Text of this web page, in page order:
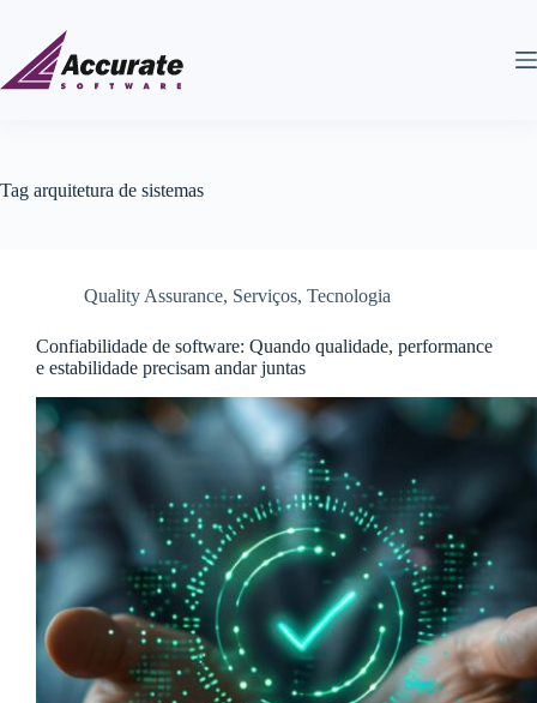
Tag arquitetura de sistemas
Quality Assurance, Serviços, Tecnologia
Confiabilidade de software: Quando qualidade, performance
e estabilidade precisam andar juntas